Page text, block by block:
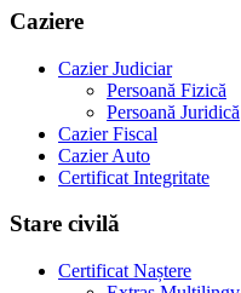
Caziere
Cazier Judiciar
Persoană Fizică
Persoană Juridică
Cazier Fiscal
Cazier Auto
Certificat Integritate
Stare civilă
Certificat Naștere